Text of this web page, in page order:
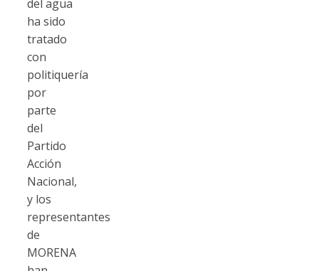
del agua
ha sido
tratado
con
politiquería
por
parte
del
Partido
Acción
Nacional,
y los
representantes
de
MORENA